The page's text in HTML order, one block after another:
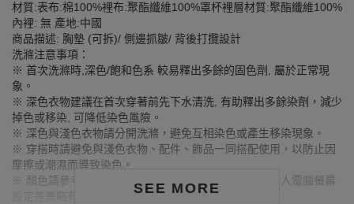
SEE MORE
材質:表布:棉100%裡布:聚酯纖維100%罩杯裡層材質:聚酯纖維100%
內裡: 無 產地:中國
商品描述: 胸墊 (可拆)/ 側邊抓皺/ 背後打攬設計
洗滌注意事項：
※ 首次洗滌時,深色/飽和色系 較易釋出多餘的固色劑, 屬於正常現
象。
※ 深色衣物建議在首次穿著前先下水清洗, 有助釋出多餘染劑，減少
掉色或移染, 可降低染色風險。
※ 深色與淺色衣物請分開洗滌，避免互相染色或產生移染現象。
※ 穿搭時請避免與淺色衣物、配件、飾品一同搭配使用，以防止因
摩擦或潮濕而導致染色。
※ 顏色請參考單品圖片較為接近，但因圖檔顏色會因個人電腦螢幕
設定差異略有不同，請以實際商品顏色為準。